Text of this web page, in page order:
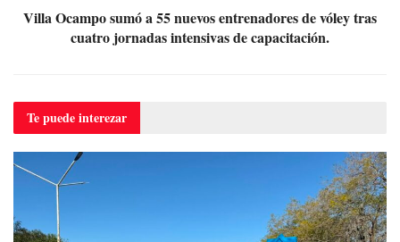
Villa Ocampo sumó a 55 nuevos entrenadores de vóley tras
cuatro jornadas intensivas de capacitación.
Te puedeinterezar